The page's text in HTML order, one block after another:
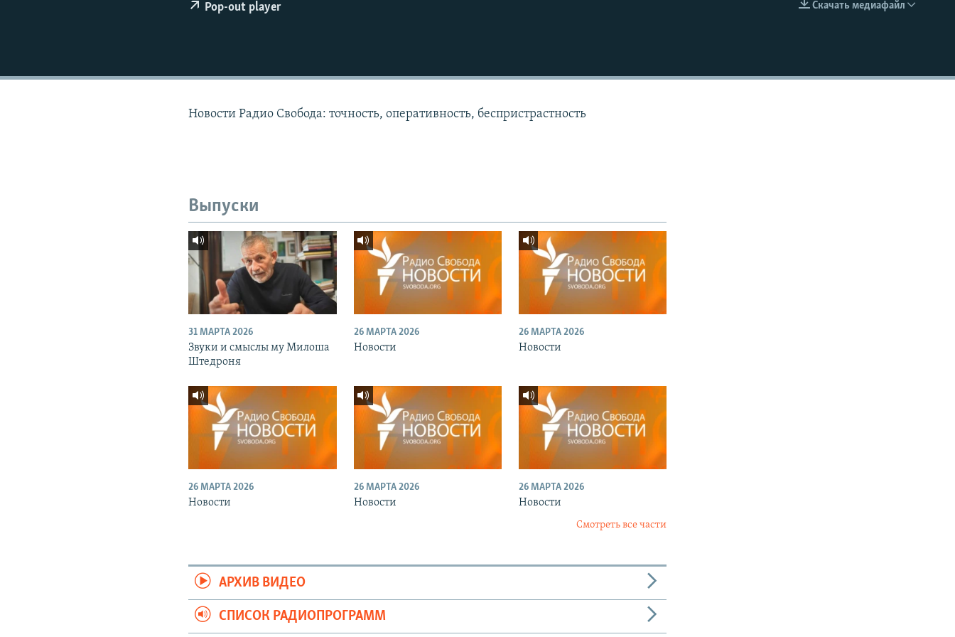
EMBED
Скачать медиафайл
Pop-out player
Новости Радио Свобода: точность, оперативность, беспристрастность
Выпуски
31 МАРТА 2026
Звуки и смыслы му Милоша
Штедроня
26 МАРТА 2026
Новости
26 МАРТА 2026
Новости
26 МАРТА 2026
Новости
26 МАРТА 2026
Новости
26 МАРТА 2026
Новости
Смотреть все части
АРХИВ ВИДЕО
СПИСОК РАДИОПРОГРАММ